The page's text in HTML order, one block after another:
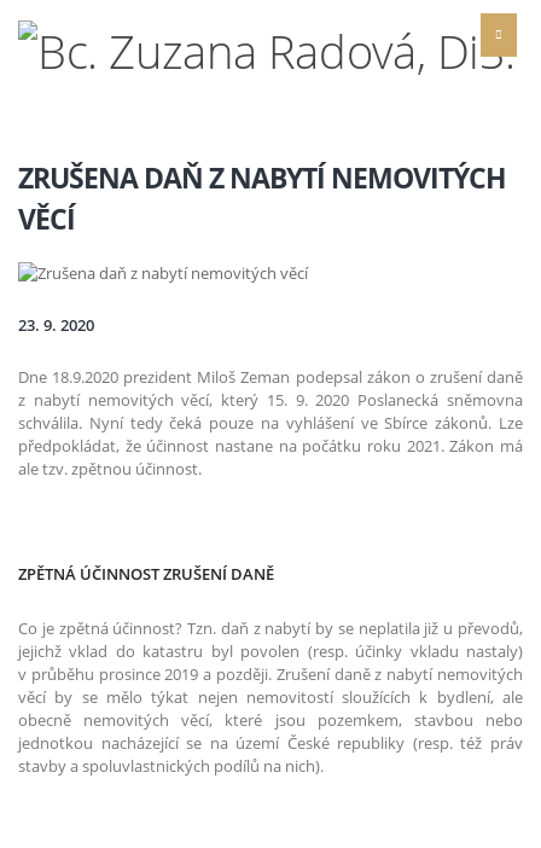
ZRUŠENA DAŇ Z NABYTÍ NEMOVITÝCH
VĚCÍ
23. 9. 2020
Dne 18.9.2020 prezident Miloš Zeman podepsal zákon o zrušení daně
z nabytí nemovitých věcí, který 15. 9. 2020 Poslanecká sněmovna
schválila. Nyní tedy čeká pouze na vyhlášení ve Sbírce zákonů. Lze
předpokládat, že účinnost nastane na počátku roku 2021. Zákon má
ale tzv. zpětnou účinnost.
ZPĚTNÁ ÚČINNOST ZRUŠENÍ DANĚ
Co je zpětná účinnost? Tzn. daň z nabytí by se neplatila již u převodů,
jejichž vklad do katastru byl povolen (resp. účinky vkladu nastaly)
v průběhu prosince 2019 a později. Zrušení daně z nabytí nemovitých
věcí by se mělo týkat nejen nemovitostí sloužících k bydlení, ale
obecně nemovitých věcí, které jsou pozemkem, stavbou nebo
jednotkou nacházející se na území České republiky (resp. též práv
stavby a spoluvlastnických podílů na nich).